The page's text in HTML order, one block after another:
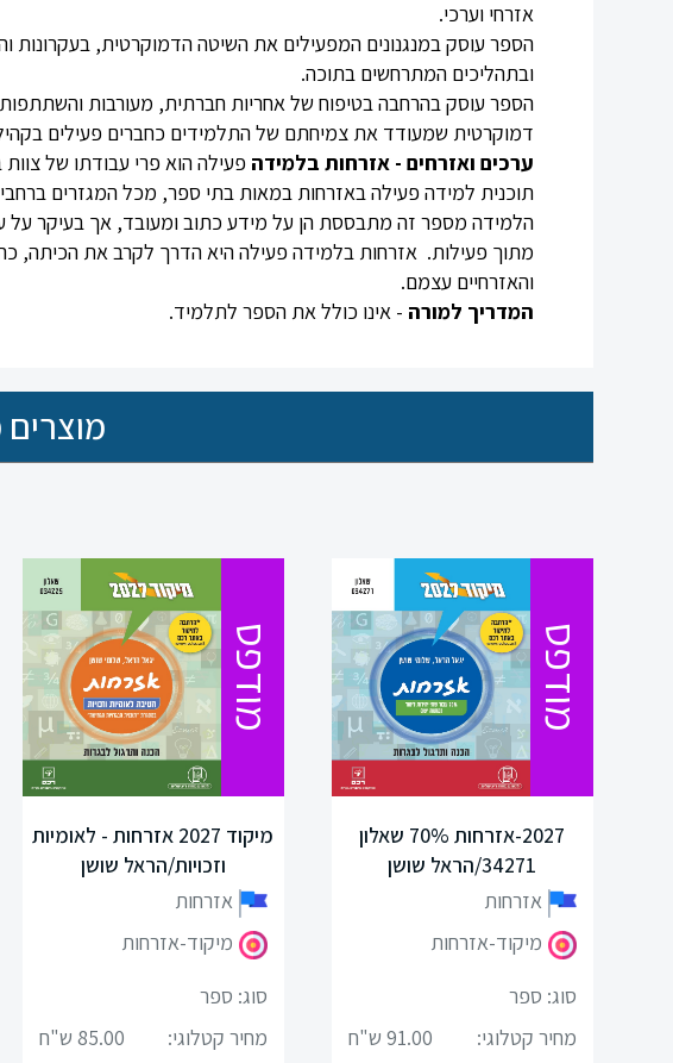
כניסה
הרשמה
הקטגוריות
שלנו
לשון
אזרחי וערכי.
הספר עוסק במנגנונים המפעילים את השיטה הדמוקרטית, בעקרונות
ובתהליכים המתרחשים בתוכה.
הספר עוסק בהרחבה בטיפוח של אחריות חברתית, מעורבות והשתתפות
דמוקרטית שמעודד את צמיחתם של התלמידים כחברים פעילים
ערכים ואזרחים -אזרחות בלמידה פעילה הוא פרי עבודתו של צוות
תוכנית למידה פעילה באזרחות במאות בתי ספר, מכל המגזרים
הלמידה מספר זה מתבססת הן על מידע כתוב ומעובד, אך בעיקר על
מתוך פעילות. אזרחות בלמידה פעילה היא הדרך לקרב את הכיתה,
והאזרחיים עצמם.
המדריך למורה - אינו כולל את הספר לתלמיד.
מוצרים
מודפס
מיקוד 2027 אזרחות - לאומיות
וזכויות/הראל שושן
אזרחות
מיקוד-אזרחות
סוג: ספר
מחיר קטלוגי:
85.00 ש"ח
מודפס
2027-אזרחות 70% שאלון
34271/הראל שושן
אזרחות
מיקוד-אזרחות
סוג: ספר
מחיר קטלוגי:
91.00 ש"ח